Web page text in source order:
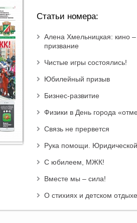
Статьи номера:
Алена Хмельницкая: кино –
призвание
Чистые игры состоялись!
Юбилейный призыв
Бизнес-развитие
Физики в День города
Связь не прервется
Рука помощи. Юридической
С юбилеем, МЖК!
Вместе мы – сила!
О стихиях и детском отдыхе